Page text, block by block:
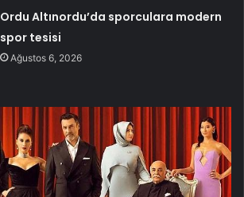
Ordu Altınordu’da sporculara modern
spor tesisi
Ağustos 6, 2026